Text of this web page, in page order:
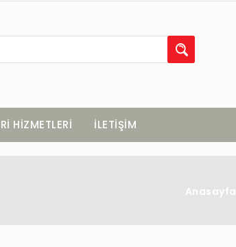
HİZMETLERİ İLETİŞİM
Anasayfa